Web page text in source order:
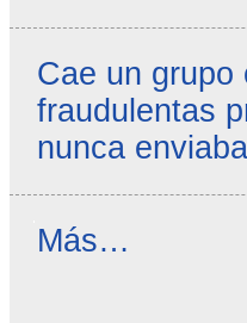
Cae un grupo
fraudulentas
nunca
Reseñas
Más…